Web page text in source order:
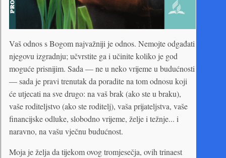
Vaš odnos s Bogom najvažniji je odnos. Nemojte odgađati
njegovu izgradnju; učvrstite ga i učinite koliko je god
moguće prisnijim. Sada — ne u neko vrijeme u budućnosti
— sada je pravi trenutak da poradite na tom odnosu koji
će utjecati na sve drugo: na vaš brak (ako ste u braku),
vaše roditeljstvo (ako ste roditelj), vaša prijateljstva, vaše
financijske odluke, slobodno vrijeme, želje i težnje... i
naravno, na vašu vječnu budućnost.
Moja je želja da tijekom ovog tromjesečja, ovih trinaest